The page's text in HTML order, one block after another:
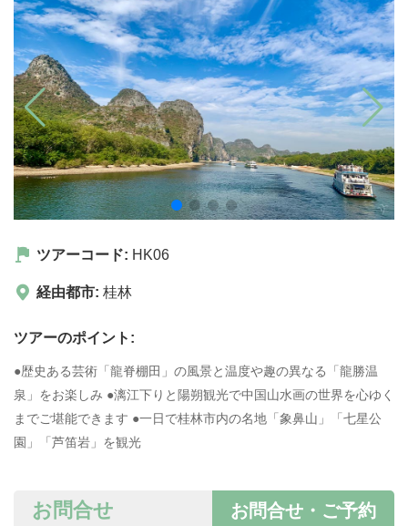
ツアーコード: HK06
経由都市: 桂林
ツアーのポイント:
●歴史ある芸術「龍脊棚田」の風景と温度や趣の異なる「龍勝温
泉」をお楽しみ ●漓江下りと陽朔観光で中国山水画の世界を心ゆく
までご堪能できます ●一日で桂林市内の名地「象鼻山」「七星公
園」「芦笛岩」を観光
お問合せ・ご予約
お問合せ